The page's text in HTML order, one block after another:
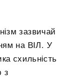
зазвичай
на ВІЛ. У
схильність
з